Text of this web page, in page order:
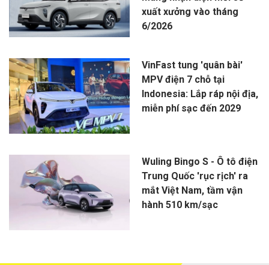
xuất xưởng vào tháng
6/2026
VinFast tung 'quân bài'
MPV điện 7 chỗ tại
Indonesia: Lắp ráp nội địa,
miễn phí sạc đến 2029
Wuling Bingo S - Ô tô điện
Trung Quốc 'rục rịch' ra
mắt Việt Nam, tầm vận
hành 510 km/sạc